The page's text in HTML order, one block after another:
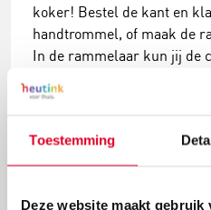
Toestemming
Deze website maakt gebruik
koker! Bestel de kant en
handtrommel, of maak de
In de rammelaar kun jij de